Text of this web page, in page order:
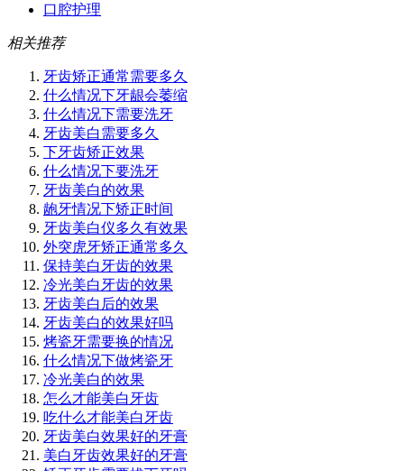
口腔护理
相关推荐
牙齿矫正通常需要多久
什么情况下牙龈会萎缩
什么情况下需要洗牙
牙齿美白需要多久
下牙齿矫正效果
什么情况下要洗牙
牙齿美白的效果
龅牙情况下矫正时间
牙齿美白仪多久有效果
外突虎牙矫正通常多久
保持美白牙齿的效果
冷光美白牙齿的效果
牙齿美白后的效果
牙齿美白的效果好吗
烤瓷牙需要换的情况
什么情况下做烤瓷牙
冷光美白的效果
怎么才能美白牙齿
吃什么才能美白牙齿
牙齿美白效果好的牙膏
美白牙齿效果好的牙膏